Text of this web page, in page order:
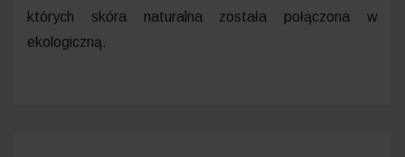
których skóra naturalna została połączona w
ekologiczną.